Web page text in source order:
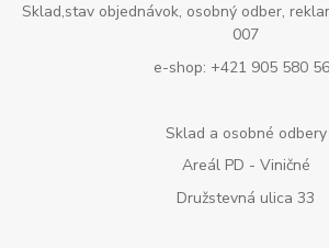
Sklad,stav objednávok, osobný odber,
007
e-shop: +421 905 580
Sklad a osobné odbery
Areál PD - Viničné
Družstevná ulica 33